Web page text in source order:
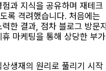
과 지식을 공유하며 재테크
록 격려했습니다. 처음에는
한 결과, 점차 블로그 방문
마케팅을 통해 상당한 부가
생재의 원리로 풀리기 시작